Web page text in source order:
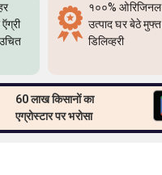
१००% ओरिजिनल
उत्पाद घर बेठे मुफ्त
डिलिव्हरी
60 लाख किसानों का
एग्रोस्टार पर भरोसा